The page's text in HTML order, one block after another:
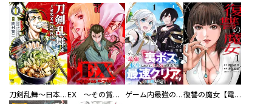
刀剣乱舞～日本号つれづれ酒～ EX ～その賞金稼ぎは、世界の出口を探す～【単行本版】 ゲーム内最強の『裏ボス』に転生したので、主人公の代わりに最速クリアを目指します！【電子単行本版】 復讐の魔女【電子単行本版】